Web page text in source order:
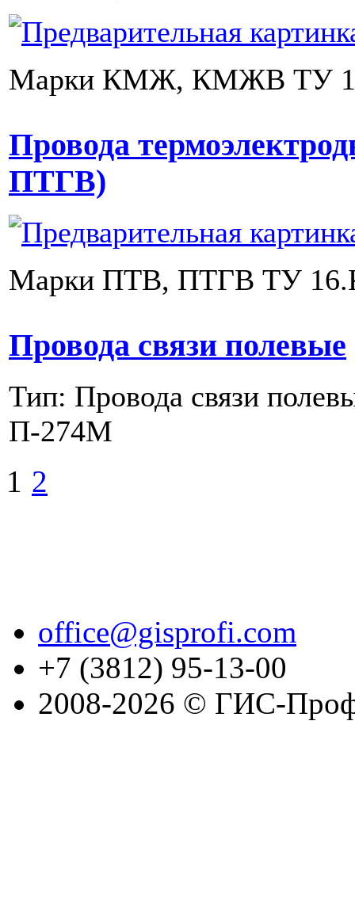
Марки КМЖ, КМЖВ ТУ
Провода
ПТГВ)
Марки ПТВ, ПТГВ ТУ
Провода связи полевые
Тип: Провода связи
П-274М
1 2
office@gisprofi.com
+7 (3812) 95-13-00
2008-2026 © ГИС-